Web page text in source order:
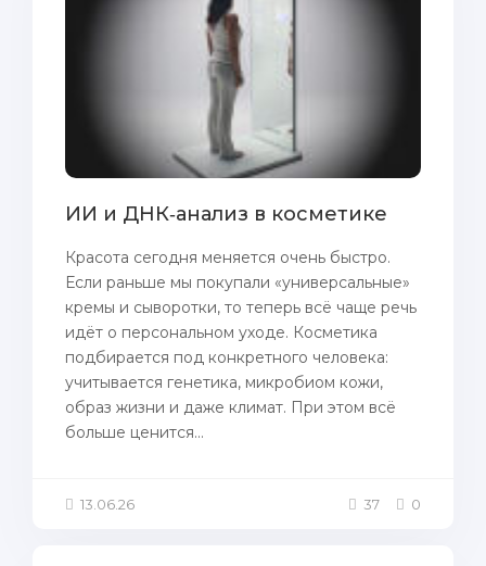
ИИ и ДНК‑анализ в косметике
Красота сегодня меняется очень быстро.
Если раньше мы покупали «универсальные»
кремы и сыворотки, то теперь всё чаще речь
идёт о персональном уходе. Косметика
подбирается под конкретного человека:
учитывается генетика, микробиом кожи,
образ жизни и даже климат. При этом всё
больше ценится...
13.06.26 37 0